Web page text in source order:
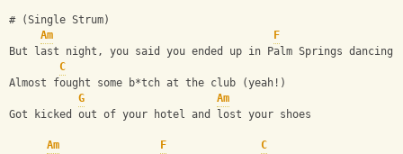
# (Single Strum)
Am
F
But last night, you said you ended up in Palm Springs dancing
C
Almost fought some b*tch at the club (yeah!)
G
Am
Got kicked out of your hotel and lost your shoes
Am F
C